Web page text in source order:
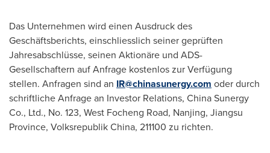
Das Unternehmen wird einen Ausdruck des
Geschäftsberichts, einschliesslich seiner geprüften
Jahresabschlüsse, seinen Aktionäre und ADS-
Gesellschaftern auf Anfrage kostenlos zur Verfügung
stellen. Anfragen sind an IR@chinasunergy.com oder durch
schriftliche Anfrage an Investor Relations, China Sunergy
Co., Ltd., No. 123, West Focheng Road, Nanjing, Jiangsu
Province, Volksrepublik China, 211100 zu richten.